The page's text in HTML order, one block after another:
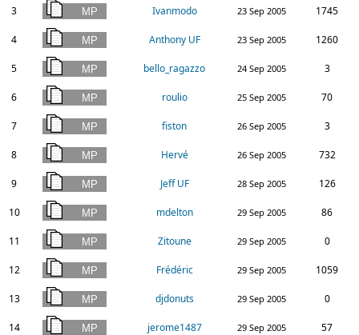
3 Ivanmodo 23 Sep 2005 1745
4 Anthony UF 23 Sep 2005 1260
5 bello_ragazzo 24 Sep 2005 3
6 roulio 25 Sep 2005 70
7 fiston 26 Sep 2005 3
8 Hervé 26 Sep 2005 732
9 Jeff UF 28 Sep 2005 126
10 mdelton 29 Sep 2005 86
11 Zitoune 29 Sep 2005 0
12 Frédéric 29 Sep 2005 1059
13 djdonuts 29 Sep 2005 0
14 jerome1487 29 Sep 2005 57